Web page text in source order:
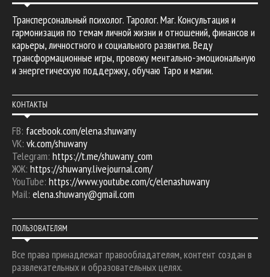
Трансперсональный психолог. Таролог. Маг. Консультация и
гармонизация по темам личной жизни и отношений, финансов и
карьеры, личностного и социального развития. Веду
трансформационные игры, провожу ментально-эмоциональную
и энергетическую поддержку, обучаю Таро и магии.
КОНТАКТЫ
FB: facebook.com/elena.shuwany
VK: vk.com/shuwany
Telegram: https://t.me/shuwany_com
ЖЖ: https://shuwany.livejournal.com/
YouTube: https://www.youtube.com/c/elenashuwany
Mail: elena.shuwany@gmail.com
ПОЛЬЗОВАТЕЛЯМ
Все права принадлежат правообладателям, контент создан в
развлекательных и образовательных целях.